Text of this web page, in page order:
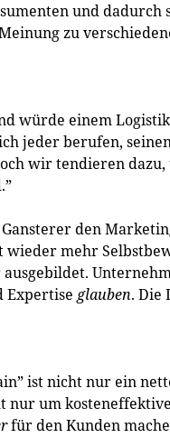
und
zu
würde einem
jeder berufen,
wir tendieren
den
wieder mehr
Expertise glauben. Die
ist nicht nur ein
nur um
für den Kunden